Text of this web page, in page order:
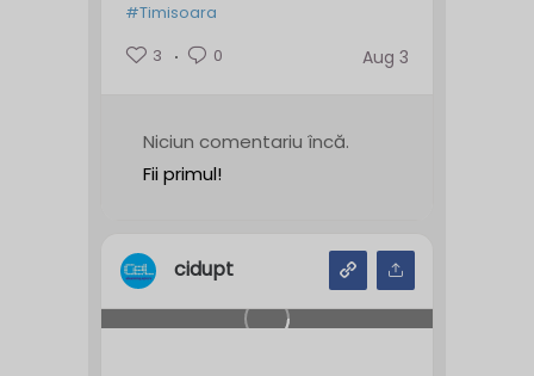
#Timisoara
3
0 Aug 3
Niciun comentariu încă.
Fii primul!
cidupt